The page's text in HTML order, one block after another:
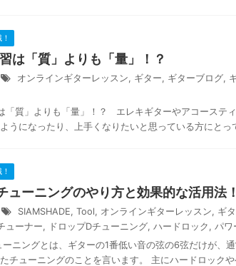
は「質」よりも「量」！？
オンラインギターレッスン, ギター, ギターブログ,
「質」よりも「量」！？ エレキギターやアコーステ
うになったり、上手くなりたいと思っている方にと
ューニングのやり方と効果的な活用法！
SIAMSHADE, Tool, オンラインギターレッスン, ギ
ューナー, ドロップDチューニング, ハードロック , パワ
ニングとは、ギターの1番低い音の弦の6弦だけが、
たチューニングのことを言います。 主にハードロック